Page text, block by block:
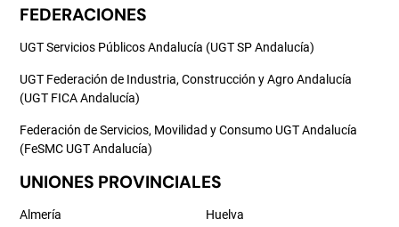
FEDERACIONES
UGT Servicios Públicos Andalucía (UGT SP Andalucía)
UGT Federación de Industria, Construcción y Agro Andalucía
(UGT FICA Andalucía)
Federación de Servicios, Movilidad y Consumo UGT Andalucía
(FeSMC UGT Andalucía)
UNIONES PROVINCIALES
Almería Huelva